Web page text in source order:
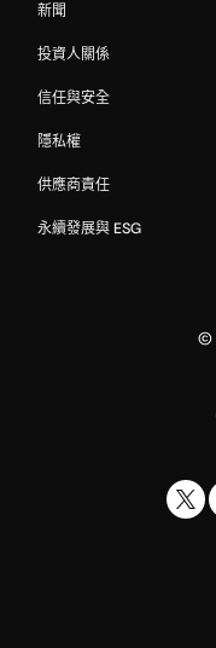
新聞
投資人關係
信任與安全
隱私權
供應商責任
永續發展與 ESG
©